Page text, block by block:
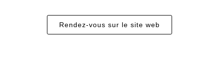
Rendez-vous sur le site web